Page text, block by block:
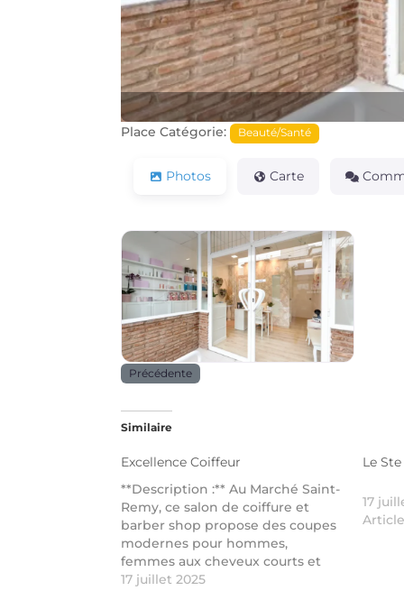
Place Catégorie: Beauté/Santé
Photos Carte
Beauté _ santé
Précédente
Similaire
Excellence Coiffeur
**Description :** Au Marché Saint-
Remy, ce salon de coiffure et
barber shop propose des coupes
modernes pour hommes,
femmes aux cheveux courts et
enfants. Outre les coiffures,
17 juillet 2025
Le
17